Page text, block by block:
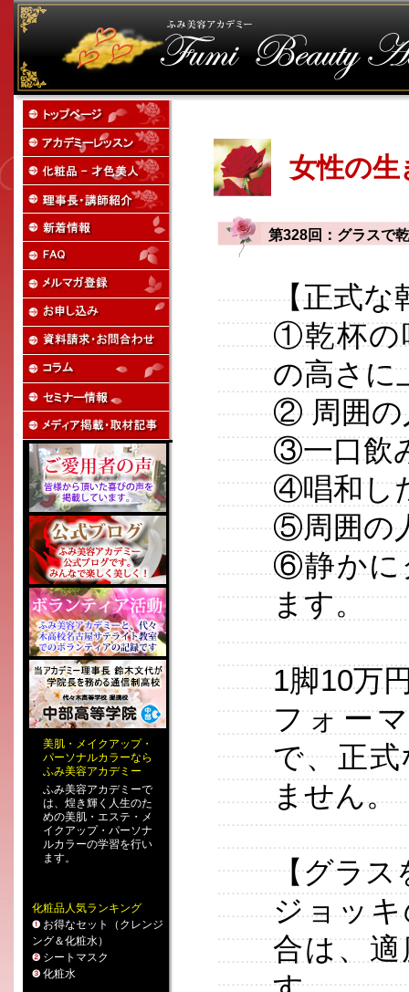
美肌 ・ メイクアップ・
パーソナルカラーなら
ふみ美容アカデミー
ふみ美容アカデミーで
は、煌き輝く人生のた
めの美肌・エステ ・ メ
イクアップ・ パーソナ
ルカラーの学習を行い
ます。
化粧品人気ランキング
お得なセット（クレンジ
ング＆化粧水）
シートマスク
化粧水
女性の
第328回：グラスで
【正式な
①乾杯の
の高さに
② 周囲の
③一口飲
④唱和し
⑤周囲の
⑥静かに
ます。
1脚10万
フォー
で、正
ません。
【グラス
ジョッ
合は、